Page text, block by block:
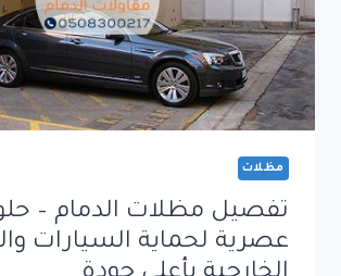
مظلات
تفصيل مظلات الدمام –
عصرية لحماية السيارات